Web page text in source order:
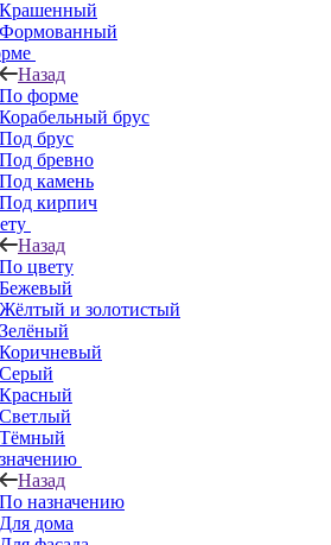
Крашенный
Формованный
Назад
По форме
Корабельный брус
Под брус
Под бревно
Под камень
Под кирпич
Назад
По цвету
Бежевый
Жёлтый и золотистый
Зелёный
Коричневый
Серый
Красный
Светлый
Тёмный
Назад
По назначению
Для дома